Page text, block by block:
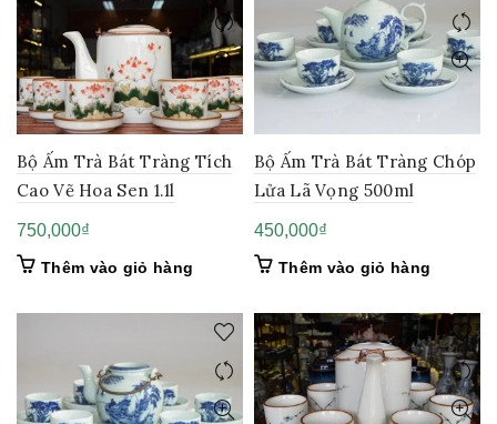
Bộ Ấm Trà Bát Tràng Tích
Cao Vẽ Hoa Sen 1.1l
750,000₫
Thêm vào giỏ hàng
Bộ Ấm Trà Bát Tràng Chóp
Lửa Lã Vọng 500ml
450,000₫
Thêm vào giỏ hàng